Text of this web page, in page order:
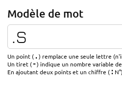
Modèle de mot
Un point (.) remplace une seule lettre
Un tiret (-) indique un nombre variable
En ajoutant deux points et un chiffre (: